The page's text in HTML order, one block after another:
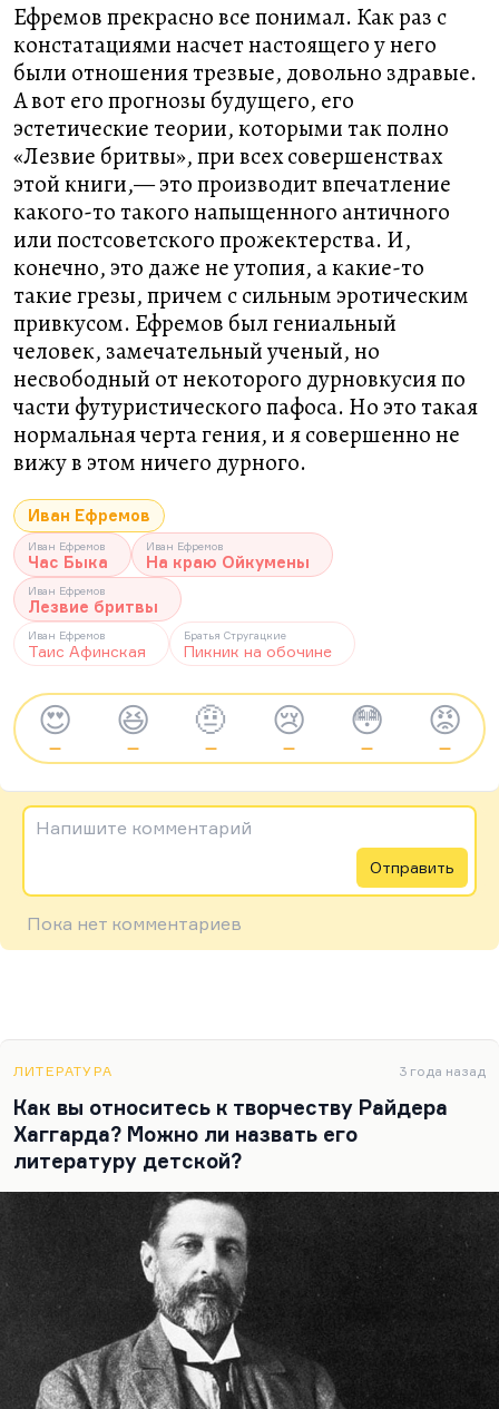
Ефремов прекрасно все понимал. Как раз с
констатациями насчет настоящего у него
были отношения трезвые, довольно здравые.
А вот его прогнозы будущего, его
эстетические теории, которыми так полно
«Лезвие бритвы», при всех совершенствах
этой книги,— это производит впечатление
какого-то такого напыщенного античного
или постсоветского прожектерства. И,
конечно, это даже не утопия, а какие-то
такие грезы, причем с сильным эротическим
привкусом. Ефремов был гениальный
человек, замечательный ученый, но
несвободный от некоторого дурновкусия по
части футуристического пафоса. Но это такая
нормальная черта гения, и я совершенно не
вижу в этом ничего дурного.
Иван Ефремов
Иван Ефремов
Час Быка
Иван Ефремов
На краю Ойкумены
Иван Ефремов
Лезвие бритвы
Иван Ефремов
Таис Афинская
Братья Стругацкие
Пикник на обочине
😍
—
😆
—
🤨
—
😢
—
😳
—
😡
—
Напишите комментарий
Отправить
Пока нет комментариев
ЛИТЕРАТУРА 3 года назад
Как вы относитесь к творчеству Райдера
Хаггарда? Можно ли назвать его
литературу детской?